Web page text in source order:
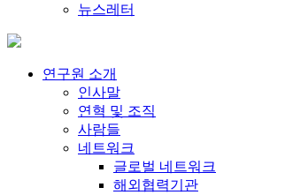
뉴스레터
연구원 소개
인사말
연혁 및 조직
사람들
네트워크
글로벌 네트워크
해외협력기관